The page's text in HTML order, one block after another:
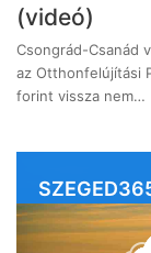
(videó)
Csongrád-Csanád
az Otthonfelújítási
forint vissza nem…